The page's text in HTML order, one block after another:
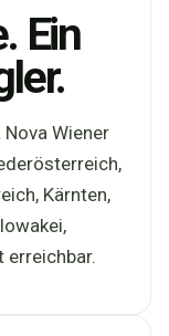
Ein
Wiener
Kärnten,
erreichbar.